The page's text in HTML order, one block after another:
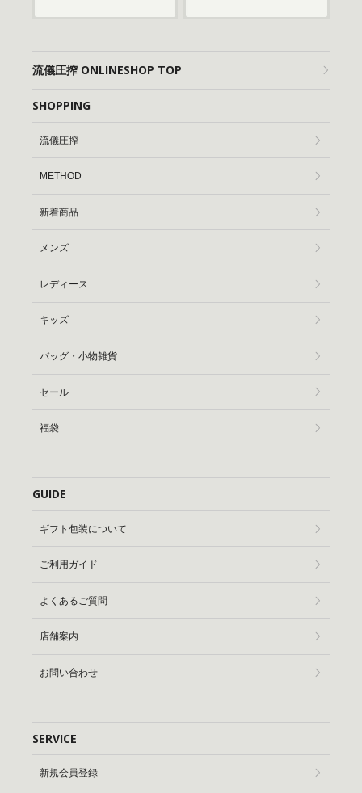
流儀圧搾 ONLINESHOP TOP
SHOPPING
流儀圧搾
METHOD
新着商品
メンズ
レディース
キッズ
バッグ・小物雑貨
セール
福袋
GUIDE
ギフト包装について
ご利用ガイド
よくあるご質問
店舗案内
お問い合わせ
SERVICE
新規会員登録